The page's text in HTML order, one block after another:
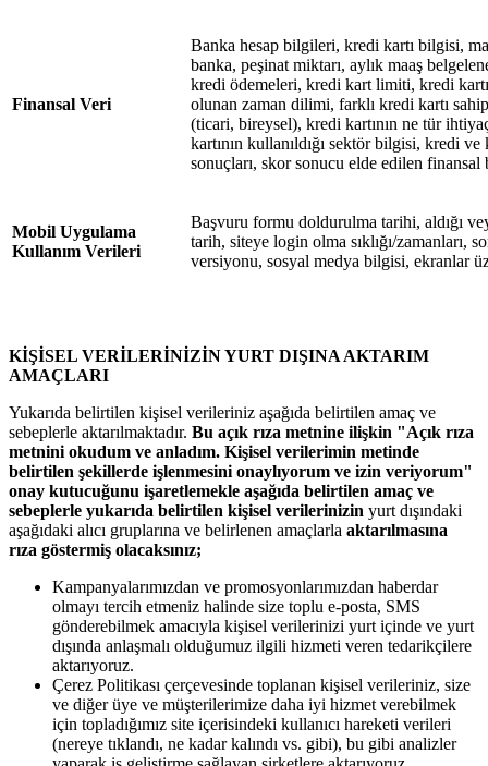
Finansal Veri
Banka hesap bilgileri, kredi kartı bilgisi,
banka, peşinat miktarı, aylık maaş
kredi ödemeleri, kredi kart limiti, kredi
olunan zaman dilimi, farklı kredi kartı
(ticari, bireysel), kredi kartının ne tür
kartının kullanıldığı sektör bilgisi, kredi
sonuçları, skor sonucu elde edilen finansal
Mobil Uygulama
Kullanım Verileri
Başvuru formu doldurulma tarihi, aldığı
tarih, siteye login olma sıklığı/zamanları,
versiyonu, sosyal medya bilgisi, ekranlar
KİŞİSEL VERİLERİNİZİN YURT DIŞINA AKTARIM
AMAÇLARI
Yukarıda belirtilen kişisel verileriniz aşağıda belirtilen amaç ve
sebeplerle aktarılmaktadır. Bu açık rıza metnine ilişkin "Açık rıza
metnini okudum ve anladım. Kişisel verilerimin metinde
belirtilen şekillerde işlenmesini onaylıyorum ve izin veriyorum"
onay kutucuğunu işaretlemekle aşağıda belirtilen amaç ve
sebeplerle yukarıda belirtilen kişisel verilerinizin yurt dışındaki
aşağıdaki alıcı gruplarına ve belirlenen amaçlarla aktarılmasına
rıza göstermiş olacaksınız;
Kampanyalarımızdan ve promosyonlarımızdan haberdar
olmayı tercih etmeniz halinde size toplu e-posta, SMS
gönderebilmek amacıyla kişisel verilerinizi yurt içinde ve yurt
dışında anlaşmalı olduğumuz ilgili hizmeti veren tedarikçilere
aktarıyoruz.
Çerez Politikası çerçevesinde toplanan kişisel verileriniz, size
ve diğer üye ve müşterilerimize daha iyi hizmet verebilmek
için topladığımız site içerisindeki kullanıcı hareketi verileri
(nereye tıklandı, ne kadar kalındı vs. gibi), bu gibi analizler